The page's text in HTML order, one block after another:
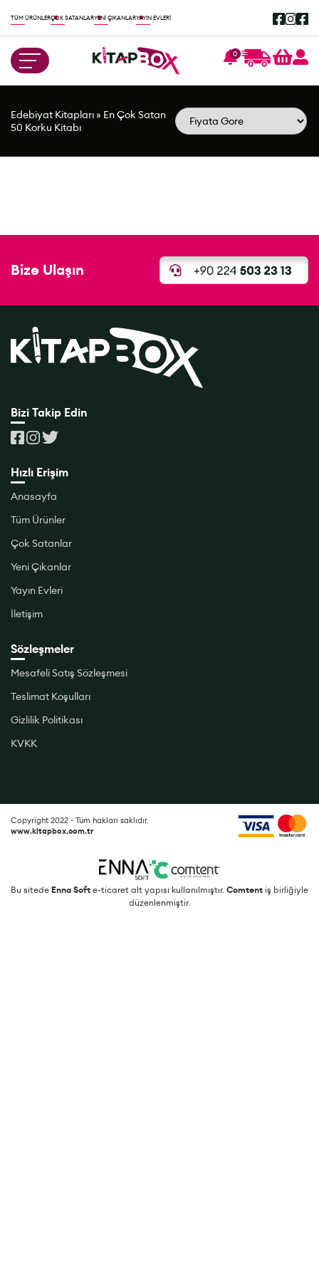
TÜM ÜRÜNLERÇOK SATANLARYENİ ÇIKANLARYAYIN EVLERİ
0
Edebiyat Kitapları» En Çok Satan
50 Korku Kitabı
Bize Ulaşın
Bizi Takip Edin
Hızlı Erişim
Anasayfa
Tüm Ürünler
Çok Satanlar
Yeni Çıkanlar
Yayın Evleri
İletişim
Sözleşmeler
Mesafeli Satış Sözleşmesi
Teslimat Koşulları
Gizlilik Politikası
KVKK
Copyright 2022 - Tüm hakları saklıdır.
www.kitapbox.com.tr
Bu sitede Enna Soft e-ticaret alt yapısı kullanılmıştır. Comtent iş birliğiyle
düzenlenmiştir.